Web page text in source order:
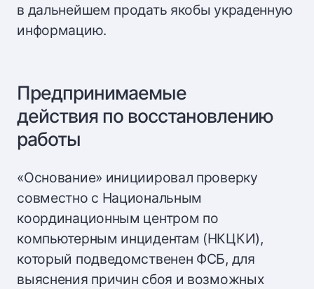
в дальнейшем продать якобы украденную
информацию.
Предпринимаемые
действия по восстановлению
работы
«Основание» инициировал проверку
совместно с Национальным
координационным центром по
компьютерным инцидентам (НКЦКИ),
который подведомственен ФСБ, для
выяснения причин сбоя и возможных